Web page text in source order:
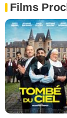
Films